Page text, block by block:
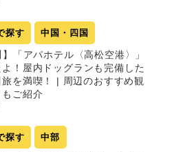
探す 中国・四国
】「アパホテル〈高松空港〉」
！屋内ドッグランも完備した
を満喫！ | 周辺のおすすめ観
ご紹介
探す 中部